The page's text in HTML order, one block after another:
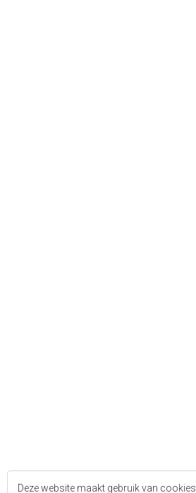
Deze website maakt gebruik van cookies.